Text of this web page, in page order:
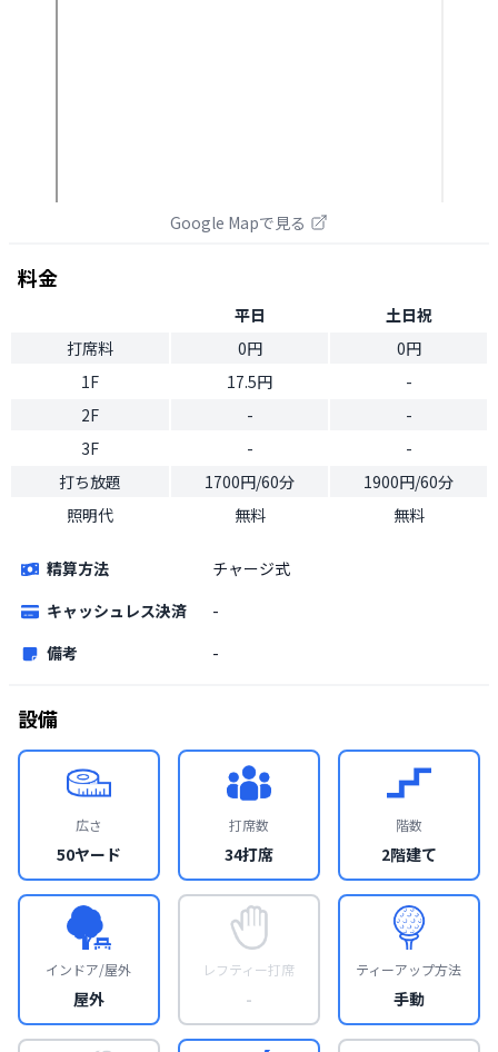
Google Mapで見る
料金
平日
土日祝
打席料
0円
0円
1F
17.5円
-
2F
-
-
3F
-
-
打ち放題
1700円/60分
1900円/60分
照明代
無料 無料
精算方法
チャージ式
キャッシュレス決済
-
備考
-
設備
広さ
50ヤード
打席数
34打席
階数
2階建て
インドア/屋外
屋外
レフティー打席
-
ティーアップ方法
手動